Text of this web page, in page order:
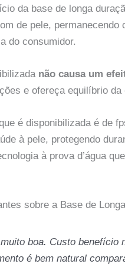
da base de longa
de pele, permanecendo
do consumidor.
não causa um
e ofereça equilíbrio
é disponibilizada é de
à pele, protegendo
à prova d’água
sobre a Base de
boa. Custo benefício
é bem natural